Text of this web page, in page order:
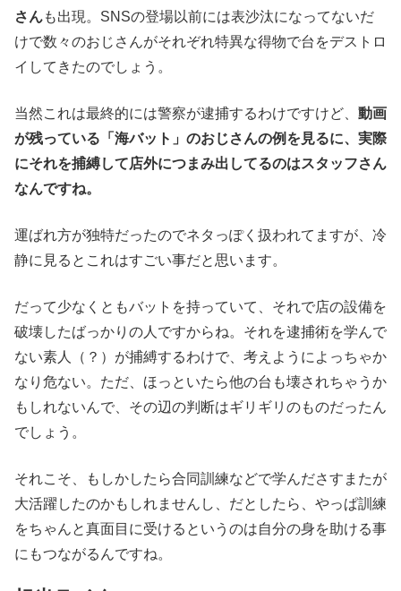
さんも出現。SNSの登場以前には表沙汰になってないだ
けで数々のおじさんがそれぞれ特異な得物で台をデストロ
イしてきたのでしょう。
当然これは最終的には警察が逮捕するわけですけど、 動画
が残っている「海バット」のおじさんの例を見るに、実際
にそれを捕縛して店外につまみ出してるのはスタッフさん
なんですね。
運ばれ方が独特だったのでネタっぽく扱われてますが、冷
静に見るとこれはすごい事だと思います。
だって少なくともバットを持っていて、それで店の設備を
破壊したばっかりの人ですからね。それを逮捕術を学んで
ない素人（？）が捕縛するわけで、考えようによっちゃか
なり危ない。ただ、ほっといたら他の台も壊されちゃうか
もしれないんで、その辺の判断はギリギリのものだったん
でしょう。
それこそ、もしかしたら合同訓練などで学んださすまたが
大活躍したのかもしれませんし、だとしたら、やっぱ訓練
をちゃんと真面目に受けるというのは自分の身を助ける事
にもつながるんですね。